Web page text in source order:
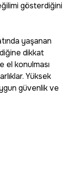
gösterdiğini
yaşanan
dikkat
el konulması
Yüksek
güvenlik ve